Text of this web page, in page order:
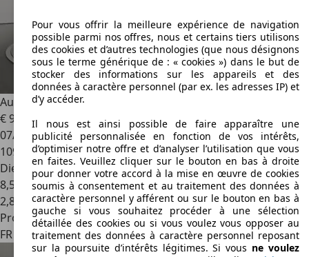
Audi A6A6 3.0 V6 TDi 225 Quattro Ambition Luxe Tiptronic
€ 9 990
07/2006
109 700 km
Diesel
8,5 l/100 km (mixte)
2,8
Professionnel
FR 93250Villemomble
Pour vous offrir la meilleure expérience de navigation
possible parmi nos offres, nous et certains tiers utilisons
des cookies et d’autres technologies (que nous désignons
sous le terme générique de : « cookies ») dans le but de
stocker des informations sur les appareils et des
données à caractère personnel (par ex. les adresses IP) et
d’y accéder.
Il nous est ainsi possible de faire apparaître une
publicité personnalisée en fonction de vos intérêts,
d’optimiser notre offre et d’analyser l’utilisation que vous
en faites. Veuillez cliquer sur le bouton en bas à droite
pour donner votre accord à la mise en œuvre de cookies
soumis à consentement et au traitement des données à
caractère personnel y afférent ou sur le bouton en bas à
gauche si vous souhaitez procéder à une sélection
détaillée des cookies ou si vous voulez vous opposer au
traitement des données à caractère personnel reposant
sur la poursuite d’intérêts légitimes. Si vous ne voulez